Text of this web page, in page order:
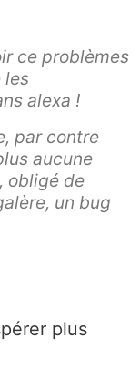
ce problèmes
les
alexa !
par contre
aucune
obligé de
un bug
plus